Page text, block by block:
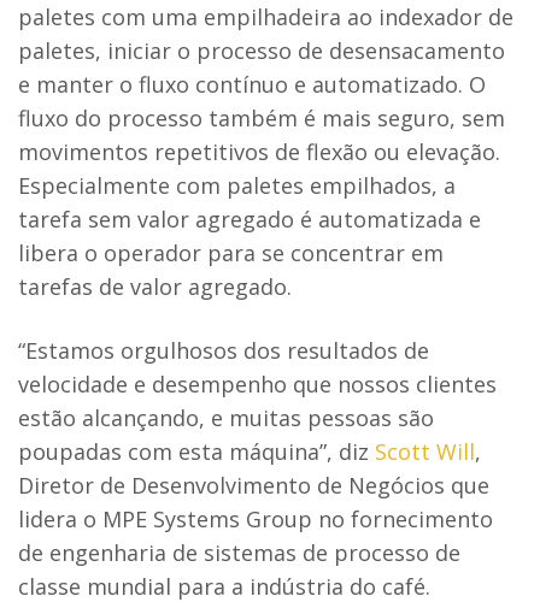
paletes com uma empilhadeira ao indexador de
paletes, iniciar o processo de desensacamento
e manter o fluxo contínuo e automatizado. O
fluxo do processo também é mais seguro, sem
movimentos repetitivos de flexão ou elevação.
Especialmente com paletes empilhados, a
tarefa sem valor agregado é automatizada e
libera o operador para se concentrar em
tarefas de valor agregado.
“Estamos orgulhosos dos resultados de
velocidade e desempenho que nossos clientes
estão alcançando, e muitas pessoas são
poupadas com esta máquina”, diz Scott Will,
Diretor de Desenvolvimento de Negócios que
lidera o MPE Systems Group no fornecimento
de engenharia de sistemas de processo de
classe mundial para a indústria do café.